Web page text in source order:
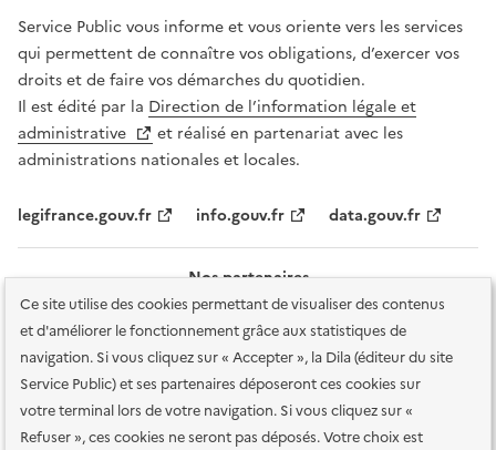
Ce site utilise des cookies permettant de visualiser des contenus
et d'améliorer le fonctionnement grâce aux statistiques de
navigation. Si vous cliquez sur « Accepter », la Dila (éditeur du site
Service Public) et ses partenaires déposeront ces cookies sur
votre terminal lors de votre navigation. Si vous cliquez sur «
Refuser », ces cookies ne seront pas déposés. Votre choix est
Service Public vous informe et vous oriente vers les services
qui permettent de connaître vos obligations, d’exercer vos
droits et de faire vos démarches du quotidien.
Il est édité par la Direction de l’information légale et
administrative
et réalisé en partenariat avec les
administrations nationales et locales.
legifrance.gouv.fr info.gouv.fr data.gouv.fr
Nos partenaires
Plan du site Accessibilité : totalement conforme
Accessibilité des